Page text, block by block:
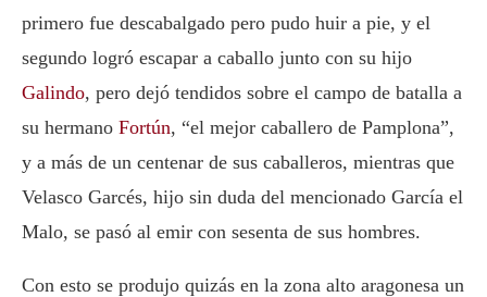
primero fue descabalgado pero pudo huir a pie, y el
segundo logró escapar a caballo junto con su hijo
Galindo, pero dejó tendidos sobre el campo de batalla a
su hermano Fortún, “el mejor caballero de Pamplona”,
y a más de un centenar de sus caballeros, mientras que
Velasco Garcés, hijo sin duda del mencionado García el
Malo, se pasó al emir con sesenta de sus hombres.
Con esto se produjo quizás en la zona alto aragonesa un